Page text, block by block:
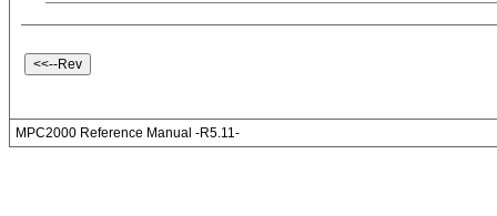
MPC2000 Reference Manual -R5.11-